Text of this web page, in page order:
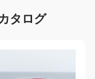
タログ